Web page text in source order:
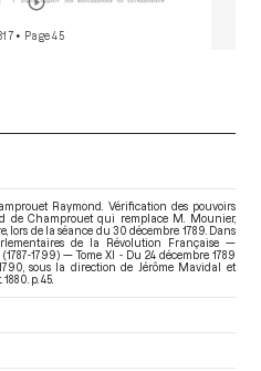
• Page 45
Raymond. Vérification des pouvoirs
de Champrouet qui remplace M. Mounier,
lors de la séance du 30 décembre 1789. Dans
de la Révolution Française —
(1787-1799) — Tome XI - Du 24 décembre 1789
, sous la direction de Jérôme Mavidal et
p. 45.